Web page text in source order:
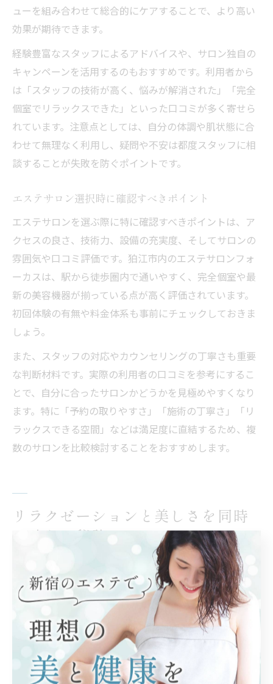
ューを組み合わせて総合的にケアすることで、より高い
効果が期待できます。
経験豊富なスタッフによるアドバイスや、サロン独自の
キャンペーンを活用するのもおすすめです。利用者から
は「スタッフの技術が高く、悩みが解消された」「完全
個室でリラックスできた」といった口コミが多く寄せら
れています。注意点としては、自分の体調や肌状態に合
わせて無理なく利用し、疑問や不安は都度スタッフに相
談することが失敗を防ぐポイントです。
エステサロン選択時に確認すべきポイント
エステサロンを選ぶ際に特に確認すべきポイントは、ア
クセスの良さ、技術力、設備の充実度、そしてサロンの
雰囲気や口コミ評価です。狛江市内のエステサロンフォ
ーカスは、駅から徒歩圏内で通いやすく、完全個室や最
新の美容機器が揃っている点が高く評価されています。
初回体験の有無や料金体系も事前にチェックしておきま
しょう。
また、スタッフの対応やカウンセリングの丁寧さも重要
な判断材料です。実際の利用者の口コミを参考にするこ
とで、自分に合ったサロンかどうかを見極めやすくなり
ます。特に「予約の取りやすさ」「施術の丁寧さ」「リ
ラックスできる空間」などは満足度に直結するため、複
数のサロンを比較検討することをおすすめします。
リラクゼーションと美しさを同時
に叶える秘訣
エステサロンで癒しと美を両立する方法
エステサロンでは、癒しと美しさの両方を追求すること
ができます。東京都狛江市のエステサロンフォーカスで
は、個々の悩みに寄り添ったカウンセリングや、リラク
ゼーションと美容効果を同時に感じられる施術が魅力で
す。例えば、フェイシャルやボディケアなど幅広いメニ